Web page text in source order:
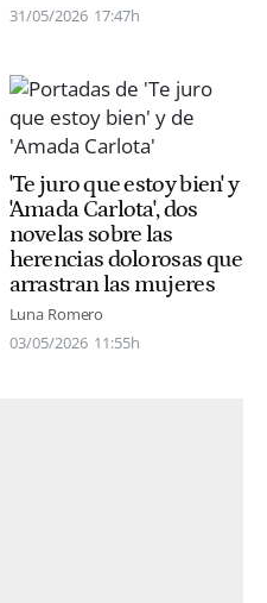
31/05/2026 17:47h
'Te juro que estoy bien' y
'Amada Carlota', dos
novelas sobre las
herencias dolorosas que
arrastran las mujeres
Luna Romero
03/05/2026 11:55h